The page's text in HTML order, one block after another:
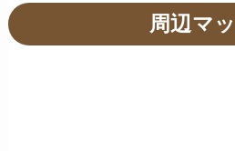
周辺マ